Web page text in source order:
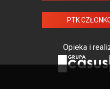
PTK
Opieka i